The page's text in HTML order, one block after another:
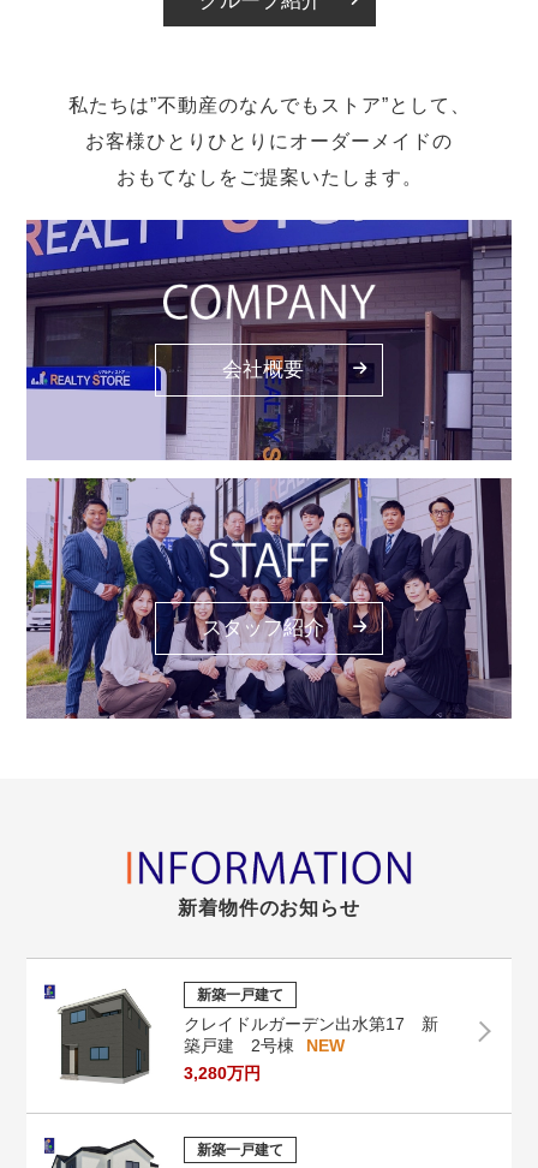
私たちは”不動産のなんでもストア”として、
お客様ひとりひとりにオーダーメイドの
おもてなしをご提案いたします。
会社概要
スタッフ紹介
新着物件のお知らせ
新築一戸建て
クレイドルガーデン出水第17 新
築戸建 2号棟
3,280万円
新築一戸建て